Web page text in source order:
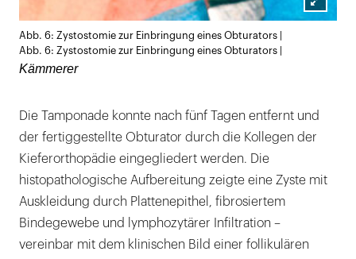
Abb. 6: Zystostomie zur Einbringung eines Obturators |
Abb. 6: Zystostomie zur Einbringung eines Obturators |
Kämmerer
Die Tamponade konnte nach fünf Tagen entfernt und
der fertiggestellte Obturator durch die Kollegen der
Kieferorthopädie eingegliedert werden. Die
histopathologische Aufbereitung zeigte eine Zyste mit
Auskleidung durch Plattenepithel, fibrosiertem
Bindegewebe und lymphozytärer Infiltration –
vereinbar mit dem klinischen Bild einer follikulären